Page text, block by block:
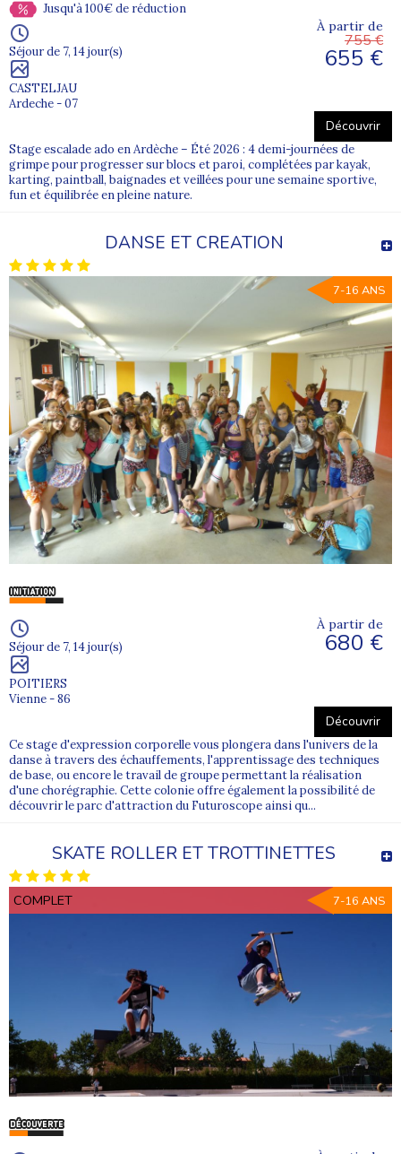
Jusqu'à 100€ de réduction
Séjour de 7, 14 jour(s)
CASTELJAU
Ardeche - 07
À partir de
755 €
655 €
Découvrir
Stage escalade ado en Ardèche – Été 2026 : 4 demi-journées de
grimpe pour progresser sur blocs et paroi, complétées par kayak,
karting, paintball, baignades et veillées pour une semaine sportive,
fun et équilibrée en pleine nature.
DANSE ET CREATION
7-16 ANS
Séjour de 7, 14 jour(s)
POITIERS
Vienne - 86
À partir de
680 €
Découvrir
Ce stage d'expression corporelle vous plongera dans l'univers de la
danse à travers des échauffements, l'apprentissage des techniques
de base, ou encore le travail de groupe permettant la réalisation
d'une chorégraphie. Cette colonie offre également la possibilité de
découvrir le parc d'attraction du Futuroscope ainsi qu...
SKATE ROLLER ET TROTTINETTES
COMPLET 7-16 ANS